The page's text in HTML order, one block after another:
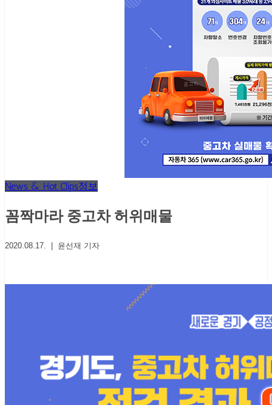
News & Hot Clips정보
꼼짝마라 중고차 허위매물
2020.08.17. | 윤선재 기자